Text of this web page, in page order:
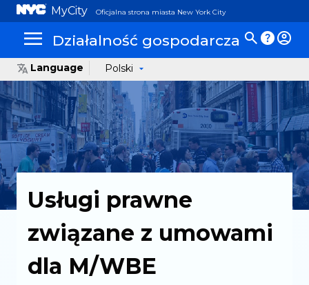
MyCity Oficjalna strona miasta New York City
Działalność gospodarcza
Language Polski
Usługi prawne
związane z umowami
dla M/WBE